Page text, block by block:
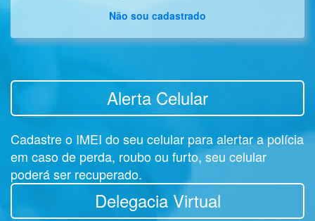
Não sou cadastrado
Alerta Celular
Cadastre o IMEI do seu celular para alertar a polícia
em caso de perda, roubo ou furto, seu celular
poderá ser recuperado.
Delegacia Virtual